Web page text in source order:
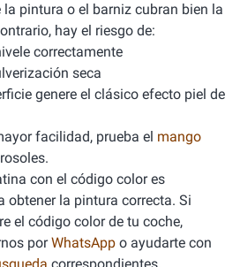
la pintura o el barniz cubran bien la
hay el riesgo de:
correctamente
seca
genere el clásico efecto piel de
facilidad, prueba el mango
con el código color es
obtener la pintura correcta. Si
el código color de tu coche,
porWhatsApp o ayudarte con